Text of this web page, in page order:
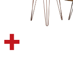
+